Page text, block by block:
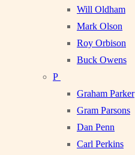
Will Oldham
Mark Olson
Roy Orbison
Buck Owens
P
Graham Parker
Gram Parsons
Dan Penn
Carl Perkins